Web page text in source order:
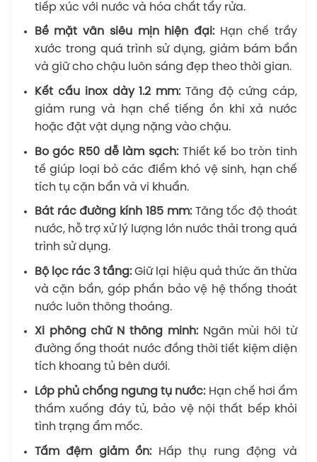
tiếp xúc với nước và hóa chất tẩy rửa.
Bề mặt vân siêu mịn hiện đại:Hạn chế trầy
xước trong quá trình sử dụng, giảm bám bẩn
và giữ cho chậu luôn sáng đẹp theo thời gian.
Kết cấu inox dày 1.2 mm:Tăng độ cứng cáp,
giảm rung và hạn chế tiếng ồn khi xả nước
hoặc đặt vật dụng nặng vào chậu.
Bo góc R50 dễ làm sạch:Thiết kế bo tròn tinh
tế giúp loại bỏ các điểm khó vệ sinh, hạn chế
tích tụ cặn bẩn và vi khuẩn.
Bát rác đường kính 185 mm:Tăng tốc độ thoát
nước, hỗ trợ xử lý lượng lớn nước thải trong quá
trình sử dụng.
Bộ lọc rác 3 tầng:Giữ lại hiệu quả thức ăn thừa
và cặn bẩn, góp phần bảo vệ hệ thống thoát
nước luôn thông thoáng.
Xi phông chữ N thông minh:Ngăn mùi hôi từ
đường ống thoát nước đồng thời tiết kiệm diện
tích khoang tủ bên dưới.
Lớp phủ chống ngưng tụ nước:Hạn chế hơi ẩm
thấm xuống đáy tủ, bảo vệ nội thất bếp khỏi
tình trạng ẩm mốc.
Tấm đệm giảm ồn:Hấp thụ rung động và